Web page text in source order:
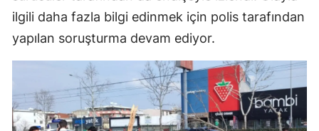
ilgili daha fazla bilgi edinmek için polis tarafından
yapılan soruşturma devam ediyor.